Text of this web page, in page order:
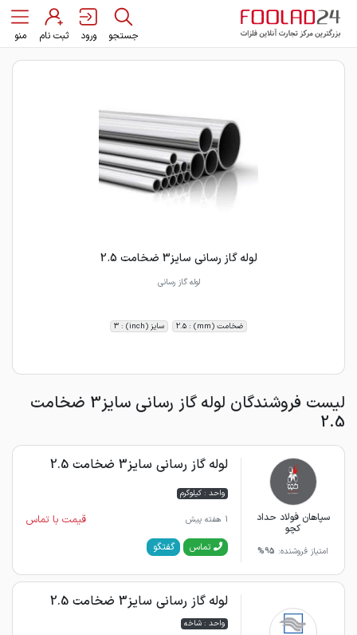
جستجو ورود ثبت نام منو
لوله گاز رسانی سایز3 ضخامت 2.5
لوله گاز رسانی
ضخامت (mm) : 2.5 سایز (inch) : 3
لیست فروشندگان لوله گاز رسانی سایز3 ضخامت
2.5
سپاهان فولاد حداد
کچو
امتیاز فروشنده: 95%
لوله گاز رسانی سایز3 ضخامت 2.5
واحد : کیلوگرم
1 هفته پیش قیمت با تماس
تماس گفتگو
لوله گاز رسانی سایز3 ضخامت 2.5
واحد : شاخه